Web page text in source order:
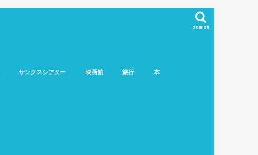
search
サンクスシアター 映画館 旅行 本